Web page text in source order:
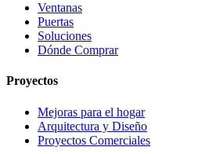
Ventanas
Puertas
Soluciones
Dónde Comprar
Proyectos
Mejoras para el hogar
Arquitectura y Diseño
Proyectos Comerciales